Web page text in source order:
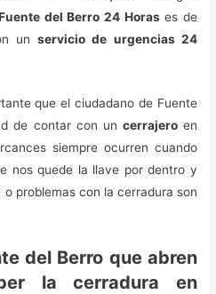
del Berro 24 Horases de
unservicio de urgencias 24
que el ciudadano de Fuente
de contar con un cerrajeroen
siempre ocurren cuando
nos quede la llave por dentro y
problemas con la cerradura son
del Berro que abren
la cerradura en